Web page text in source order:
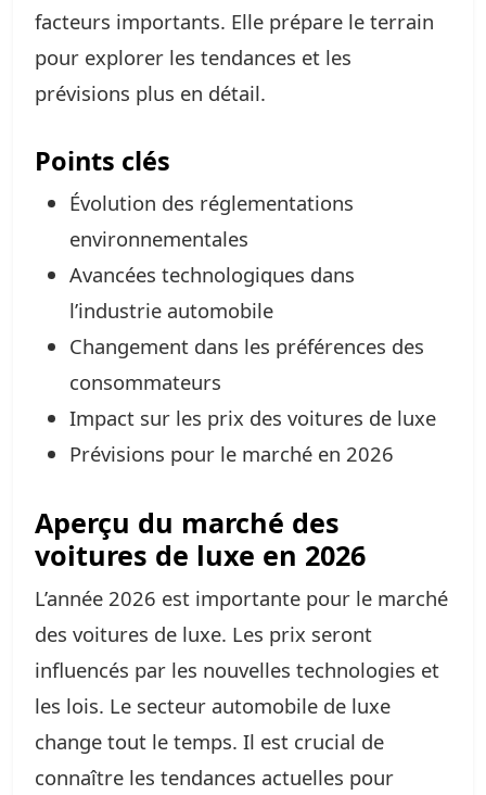
facteurs importants. Elle prépare le terrain
pour explorer les tendances et les
prévisions plus en détail.
Points clés
Évolution des réglementations
environnementales
Avancées technologiques dans
l’industrie automobile
Changement dans les préférences des
consommateurs
Impact sur les prix des voitures de luxe
Prévisions pour le marché en 2026
Aperçu du marché des
voitures de luxe en 2026
L’année 2026 est importante pour le marché
des voitures de luxe. Les prix seront
influencés par les nouvelles technologies et
les lois. Le secteur automobile de luxe
change tout le temps. Il est crucial de
connaître les tendances actuelles pour